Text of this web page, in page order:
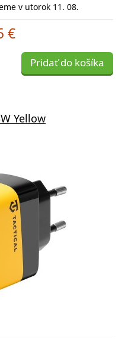
v utorok 11. 08.
€
Pridať do košíka
Yellow